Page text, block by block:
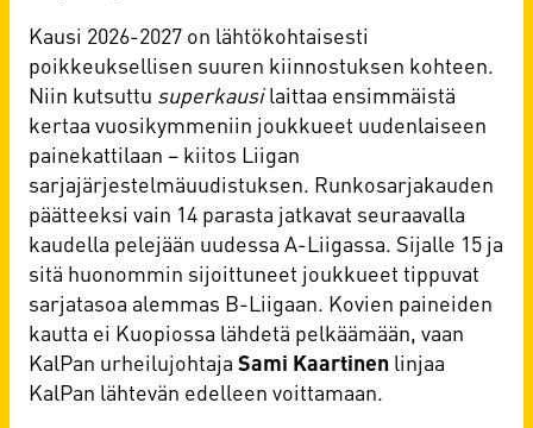
Kausi 2026-2027 on lähtökohtaisesti
poikkeuksellisen suuren kiinnostuksen kohteen.
Niin kutsuttu superkausilaittaa ensimmäistä
kertaa vuosikymmeniin joukkueet uudenlaiseen
painekattilaan – kiitos Liigan
sarjajärjestelmäuudistuksen. Runkosarjakauden
päätteeksi vain 14 parasta jatkavat seuraavalla
kaudella pelejään uudessa A-Liigassa. Sijalle 15 ja
sitä huonommin sijoittuneet joukkueet tippuvat
sarjatasoa alemmas B-Liigaan. Kovien paineiden
kautta ei Kuopiossa lähdetä pelkäämään, vaan
KalPan urheilujohtaja Sami Kaartinen linjaa
KalPan lähtevän edelleen voittamaan.